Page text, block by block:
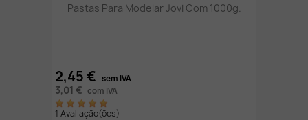
Pastas Para Modelar Jovi Com 1000g.
2,45 € sem IVA
3,01 € com IVA
1 Avaliação(ões)